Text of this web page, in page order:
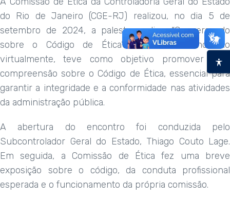
do Rio de Janeiro (CGE-RJ) realizou, no dia 5 de
setembro de 2024, a palestra online “Conversando
sobre o Código de Ética”. O evento, conduzido
virtualmente, teve como objetivo promover uma
compreensão sobre o Código de Ética, essencial para
garantir a integridade e a conformidade nas atividades
da administração pública.
A abertura do encontro foi conduzida pelo
Subcontrolador Geral do Estado, Thiago Couto Lage.
Em seguida, a Comissão de Ética fez uma breve
exposição sobre o código, da conduta profissional
esperada e o funcionamento da própria comissão.